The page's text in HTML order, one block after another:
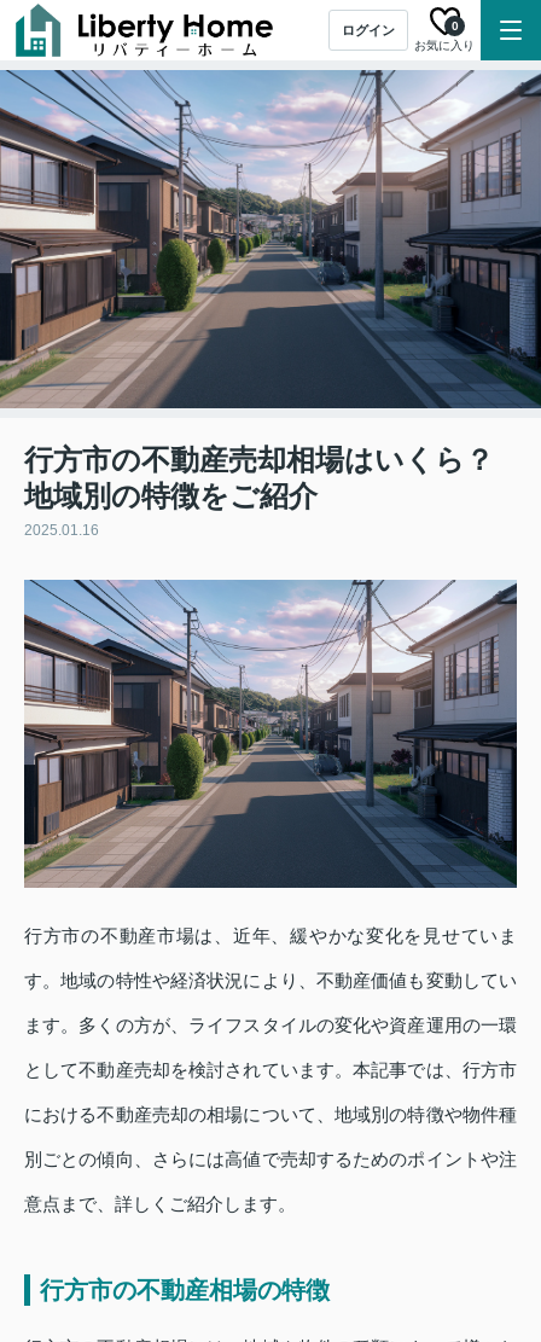
ログイン
お気に入り
0
行方市の不動産売却相場はいくら？
地域別の特徴をご紹介
2025.01.16
行方市の不動産市場は、近年、緩やかな変化を見せていま
す。地域の特性や経済状況により、不動産価値も変動してい
ます。多くの方が、ライフスタイルの変化や資産運用の一環
として不動産売却を検討されています。本記事では、行方市
における不動産売却の相場について、地域別の特徴や物件種
別ごとの傾向、さらには高値で売却するためのポイントや注
意点まで、詳しくご紹介します。
行方市の不動産相場の特徴